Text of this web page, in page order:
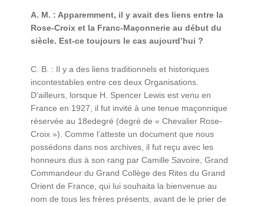
A. M. : Apparemment, il y avait des liens entre la
Rose-Croix et la Franc-Maçonnerie au début du
siècle. Est-ce toujours le cas aujourd’hui ?
C. B. : Il y a des liens traditionnels et historiques
incontestables entre ces deux Organisations.
D’ailleurs, lorsque H. Spencer Lewis est venu en
France en 1927, il fut invité à une tenue maçonnique
réservée au 18edegré (degré de « Chevalier Rose-
Croix »). Comme l’atteste un document que nous
possédons dans nos archives, il fut reçu avec les
honneurs dus à son rang par Camille Savoire, Grand
Commandeur du Grand Collège des Rites du Grand
Orient de France, qui lui souhaita la bienvenue au
nom de tous les frères présents, avant de le prier de